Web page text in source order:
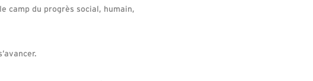
camp du progrès social, humain,